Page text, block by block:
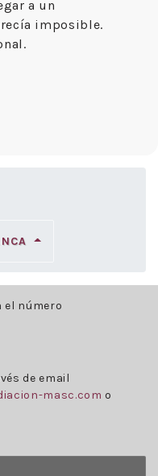
a un
imposible.
el número
de email
masc.com o